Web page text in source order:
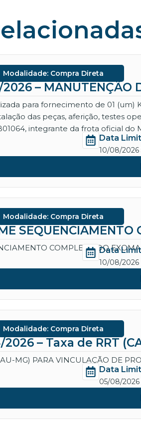
Modalidade: Compra Direta
– MANUTENÇÃO
para fornecimento de 01 (um)
das peças, aferição, testes
integrante da frota oficial do
Data
10/08/2026
Modalidade: Compra Direta
COMPLETO DOData
10/08/2026
Modalidade: Compra Direta
– Taxa de RRT
MG) PARA VINCULAÇÃO DE
Data
05/08/